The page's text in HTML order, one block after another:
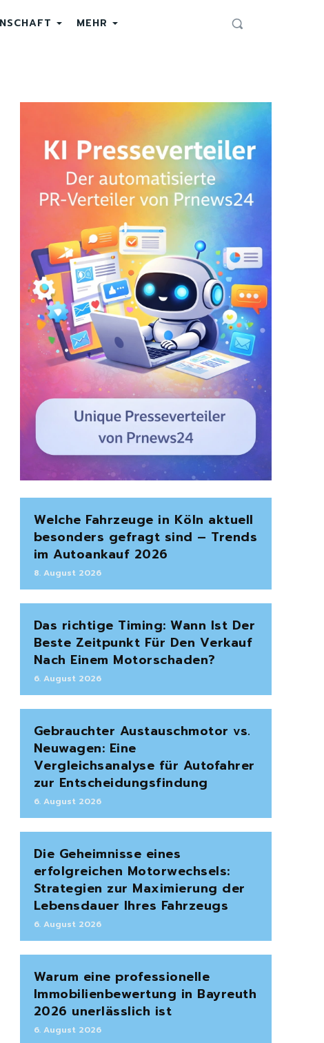
MEHR
Welche Fahrzeuge in Köln aktuell
besonders gefragt sind – Trends
im Autoankauf 2026
8. August 2026
Das richtige Timing: Wann Ist Der
Beste Zeitpunkt Für Den Verkauf
Nach Einem Motorschaden?
6. August 2026
Gebrauchter Austauschmotor vs.
Neuwagen: Eine
Vergleichsanalyse für Autofahrer
zur Entscheidungsfindung
6. August 2026
Die Geheimnisse eines
erfolgreichen Motorwechsels:
Strategien zur Maximierung der
Lebensdauer Ihres Fahrzeugs
6. August 2026
Warum eine professionelle
Immobilienbewertung in Bayreuth
2026 unerlässlich ist
6. August 2026